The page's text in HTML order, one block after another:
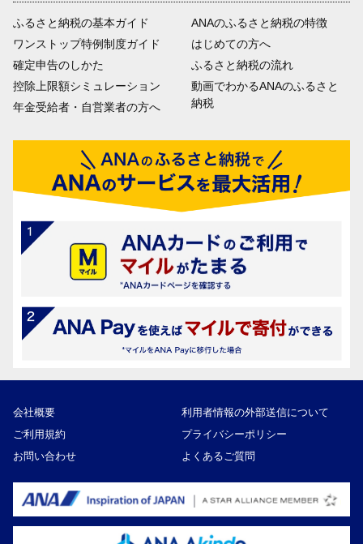
ふるさと納税の基本ガイド
ワンストップ特例制度ガイド
確定申告のしかた
控除上限額シミュレーション
年金受給者・自営業者の方へ
ANAのふるさと納税の特徴
はじめての方へ
ふるさと納税の流れ
動画でわかるANAのふるさと
納税
会社概要
利用者情報の外部送信について
ご利用規約
プライバシーポリシー
お問い合わせ
よくあるご質問